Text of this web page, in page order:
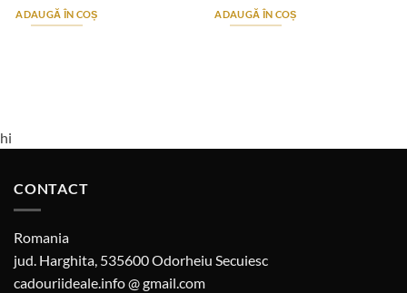
ADAUGĂ ÎN COȘ ADAUGĂ ÎN COȘ
hi
CONTACT
Romania
jud. Harghita, 535600 Odorheiu Secuiesc
cadouriideale.info @ gmail.com